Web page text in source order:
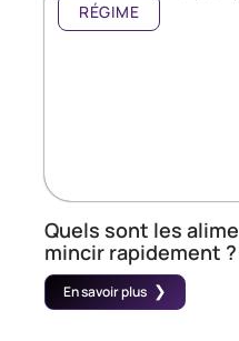
RÉGIME
Quels sont les
mincir rapidement ?
En savoir plus